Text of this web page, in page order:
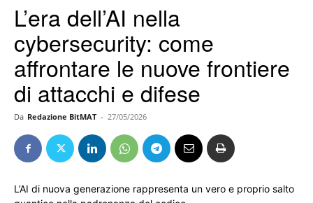
L’era dell’AI nella
cybersecurity: come
affrontare le nuove frontiere
di attacchi e difese
Da Redazione BitMAT - 27/05/2026
L’AI di nuova generazione rappresenta un vero e proprio salto